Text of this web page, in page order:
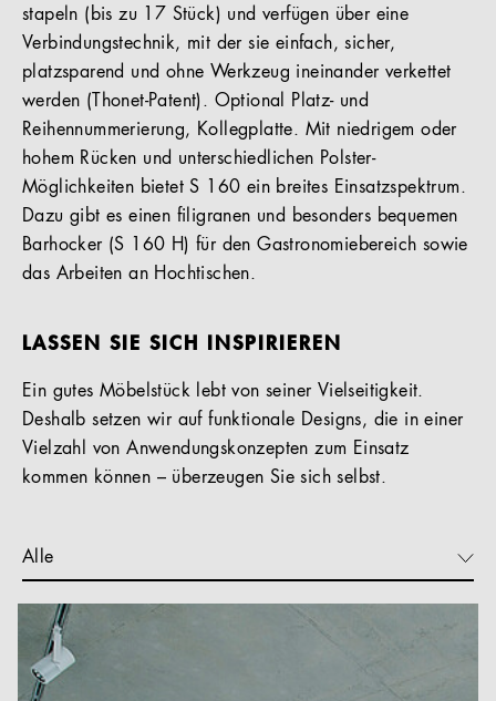
stapeln (bis zu 17 Stück) und verfügen über eine
Verbindungstechnik, mit der sie einfach, sicher,
platzsparend und ohne Werkzeug ineinander verkettet
werden (Thonet-Patent). Optional Platz- und
Reihennummerierung, Kollegplatte. Mit niedrigem oder
hohem Rücken und unterschiedlichen Polster-
Möglichkeiten bietet S 160 ein breites Einsatzspektrum.
Dazu gibt es einen filigranen und besonders bequemen
Barhocker (S 160 H) für den Gastronomiebereich sowie
das Arbeiten an Hochtischen.
LASSEN SIE SICH INSPIRIEREN
Ein gutes Möbelstück lebt von seiner Vielseitigkeit.
Deshalb setzen wir auf funktionale Designs, die in einer
Vielzahl von Anwendungskonzepten zum Einsatz
kommen können – überzeugen Sie sich selbst.
Alle